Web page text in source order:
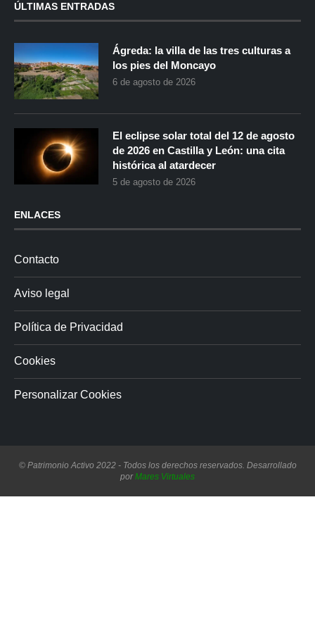
ÚLTIMAS ENTRADAS
Ágreda: la villa de las tres culturas a
los pies del Moncayo
6 de agosto de 2026
El eclipse solar total del 12 de agosto
de 2026 en Castilla y León: una cita
histórica al atardecer
5 de agosto de 2026
ENLACES
Contacto
Aviso legal
Política de Privacidad
Cookies
Personalizar Cookies
© Patrimonio Activo 2022 - Todos los derechos reservados. Desarrollado
porMares Virtuales